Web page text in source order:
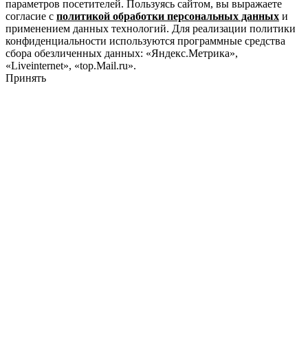
параметров посетителей. Пользуясь сайтом, вы выражаете
согласие с политикой обработки персональных данных и
применением данных технологий. Для реализации политики
конфиденциальности используются программные средства
сбора обезличенных данных: «Яндекс.Метрика»,
«Liveinternet», «top.Mail.ru».
Принять